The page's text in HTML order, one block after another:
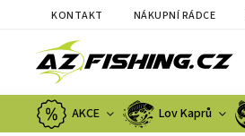
KONTAKT NÁKUPNÍ RÁDCE
AKCE Lov Kaprů